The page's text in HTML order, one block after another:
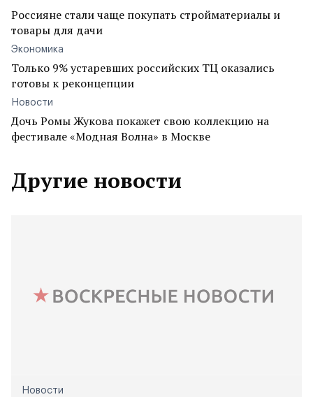
Россияне стали чаще покупать стройматериалы и
товары для дачи
Экономика
Только 9% устаревших российских ТЦ оказались
готовы к реконцепции
Новости
Дочь Ромы Жукова покажет свою коллекцию на
фестивале «Модная Волна» в Москве
Другие новости
Новости